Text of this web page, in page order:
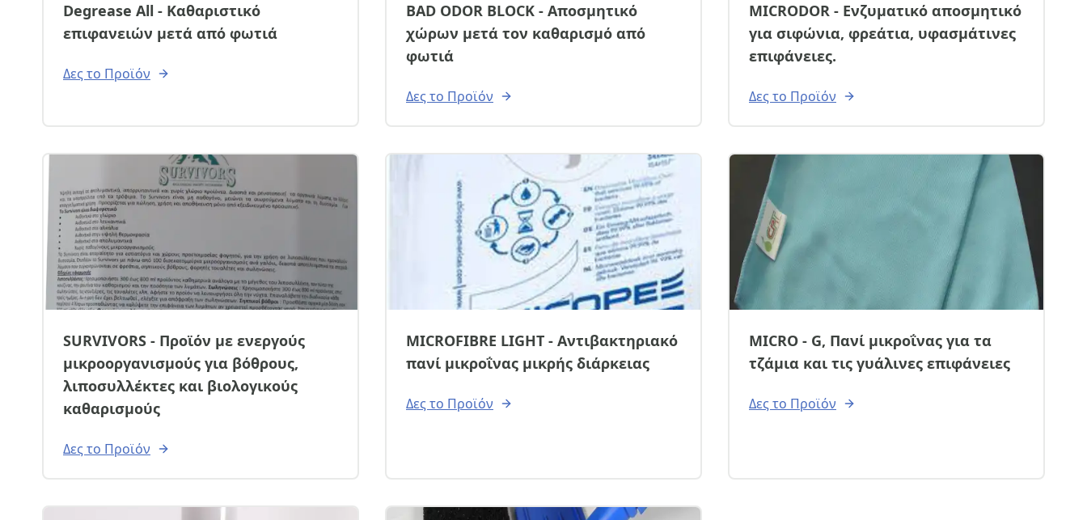
email
Σχόλια:
Αποστολή
Degrease All - Καθαριστικό
επιφανειών μετά από φωτιά
Δες το Προϊόν
BAD ODOR BLOCK - Αποσμητικό
χώρων μετά τον καθαρισμό από
φωτιά
Δες το Προϊόν
MICRODOR - Ενζυματικό αποσμητικό
για σιφώνια, φρεάτια, υφασμάτινες
επιφάνειες.
Δες το Προϊόν
SURVIVORS - Προϊόν με ενεργούς
μικροοργανισμούς για βόθρους,
λιποσυλλέκτες και βιολογικούς
καθαρισμούς
Δες το Προϊόν
MICROFIBRE LIGHT - Αντιβακτηριακό
πανί μικροΐνας μικρής διάρκειας
Δες το Προϊόν
MICRO - G, Πανί μικροΐνας για τα
τζάμια και τις γυάλινες επιφάνειες
Δες το Προϊόν